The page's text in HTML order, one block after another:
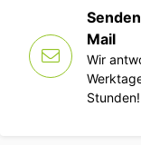
Mail
Wir
Stunden!